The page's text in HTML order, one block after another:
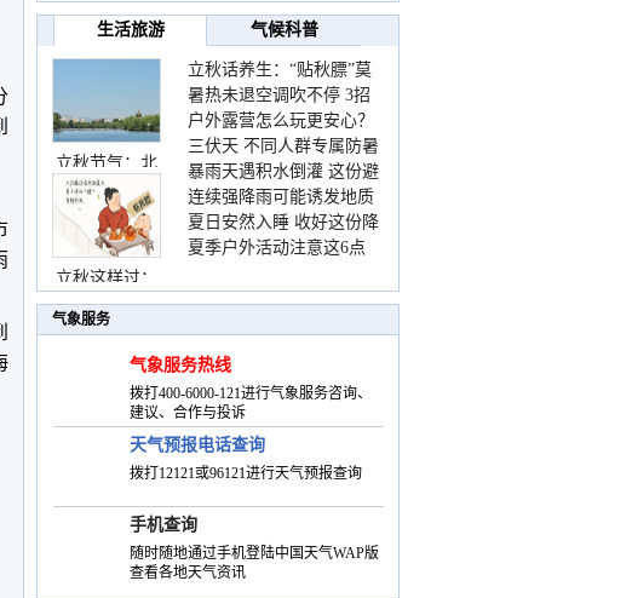
生活旅游 气候科普
立秋节气：北
立秋这样过：
立秋话养生：“贴秋膘”莫
着急 先清暑再防燥
暑热未退空调吹不停 3招
护住肩颈不酸痛
户外露营怎么玩更安心？
这份攻略请收好
三伏天 不同人群专属防暑
要点请收好
暴雨天遇积水倒灌 这份避
险提示请收好
连续强降雨可能诱发地质
灾害 这些前兆要知道
夏日安然入睡 收好这份降
温小贴士
夏季户外活动注意这6点
气象服务
气象服务热线
拨打400-6000-121进行气象服务咨询、
建议、合作与投诉
天气预报电话查询
拨打12121或96121进行天气预报查询
手机查询
随时随地通过手机登陆中国天气WAP版
查看各地天气资讯